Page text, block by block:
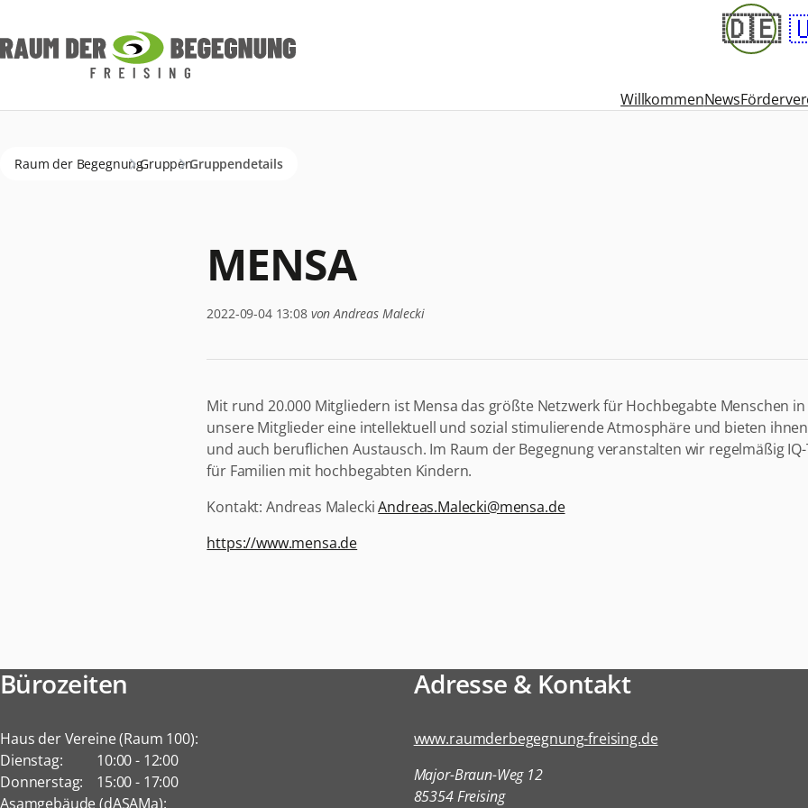
🇩🇪
WillkommenNews
Raum der BegegnungGruppenGruppendetails
MENSA
2022-09-04 13:08von Andreas Malecki
Mit rund 20.000 Mitgliedern ist Mensa das größte Netzwerk für Hochbegabte Menschen
unsere Mitglieder eine intellektuell und sozial stimulierende Atmosphäre und bieten
und auch beruflichen Austausch. Im Raum der Begegnung veranstalten wir regelmäßig
für Familien mit hochbegabten Kindern.
Kontakt: Andreas MaleckiAndreas.Malecki@mensa.de
https://www.mensa.de
Bürozeiten
Haus der Vereine (Raum 100):
Dienstag:
10:00- 12:00
Donnerstag:
15:00- 17:00
Asamgebäude (dASAMa):
Adresse & Kontakt
www.raumderbegegnung-freising.de
Major-Braun-Weg 12
85354 Freising